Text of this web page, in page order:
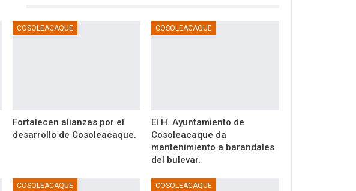
COSOLEACAQUE
Fortalecen alianzas por el
desarrollo de Cosoleacaque.
COSOLEACAQUE
El H. Ayuntamiento de
Cosoleacaque da
mantenimiento a barandales
del bulevar.
COSOLEACAQUE COSOLEACAQUE